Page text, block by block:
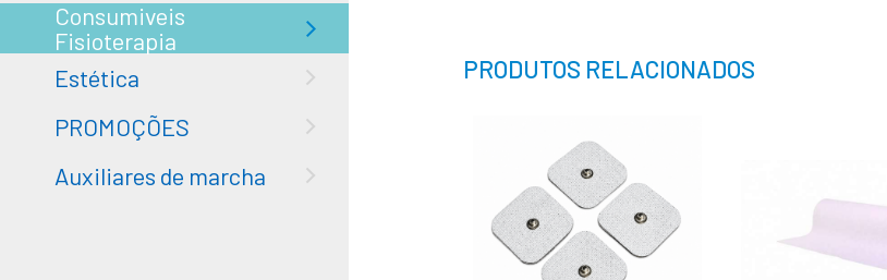
Consumiveis
Fisioterapia
Estética
PROMOÇÕES
Auxiliares de marcha
PRODUTOS RELACIONADOS